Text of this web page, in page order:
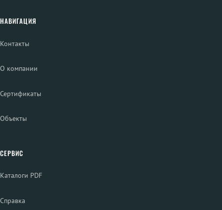
НАВИГАЦИЯ
Контакты
О компании
Сертификаты
Объекты
СЕРВИС
Каталоги PDF
Справка